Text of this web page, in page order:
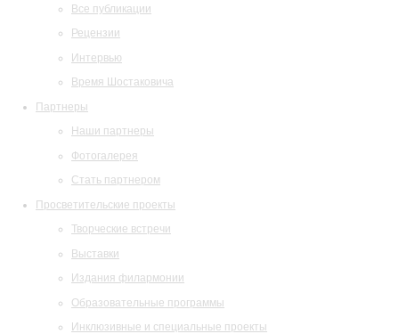
Все публикации
Рецензии
Интервью
Время Шостаковича
Партнеры
Наши партнеры
Фотогалерея
Стать партнером
Просветительские проекты
Творческие встречи
Выставки
Издания филармонии
Образовательные программы
Инклюзивные и специальные проекты